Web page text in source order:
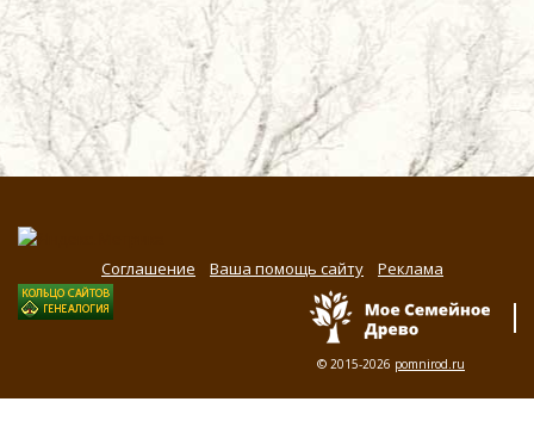
Соглашение Ваша помощь сайту Реклама
© 2015-2026 pomnirod.ru